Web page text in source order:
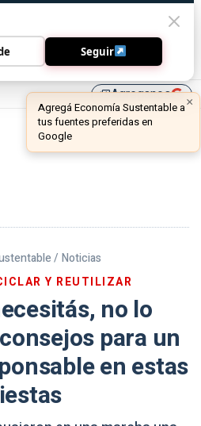
library_addAgreganos
/ Noticias
Y REUTILIZAR
no lo
para un
en estas
Seguir